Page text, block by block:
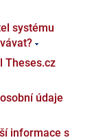
systému
Theses.cz
údaje
informace s